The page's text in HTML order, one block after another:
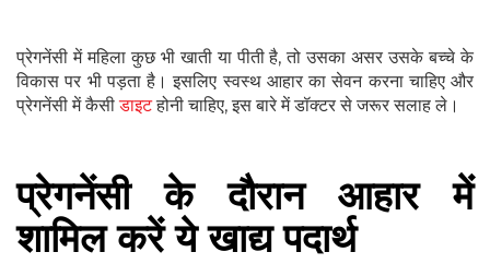
प्रेगनेंसी में महिला कुछ भी खाती या पीती है, तो उसका असर उसके बच्चे के
विकास पर भी पड़ता है। इसलिए स्वस्थ आहार का सेवन करना चाहिए और
प्रेगनेंसी में कैसीडाइटहोनी चाहिए, इस बारे में डॉक्टर से जरूर सलाह ले।
प्रेगनेंसी के दौरान आहार में
शामिल करें ये खाद्य पदार्थ